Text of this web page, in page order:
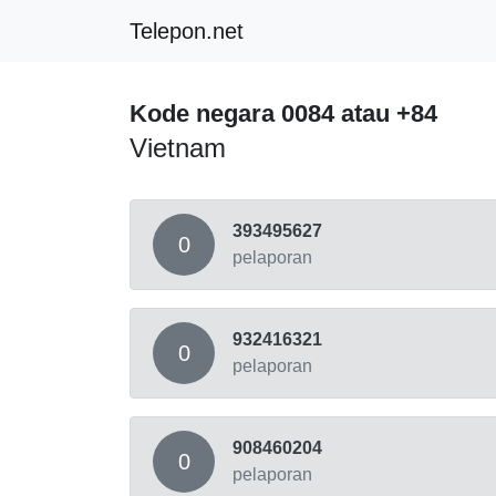
Telepon.net
Kode negara 0084 atau +84
Vietnam
0
393495627
pelaporan
0
932416321
pelaporan
0
908460204
pelaporan